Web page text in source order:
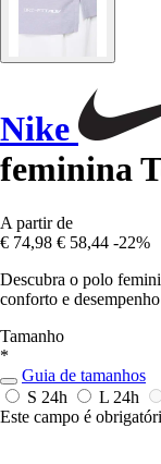
Nike
feminina
A partir de
€ 74,98 € 58,44 -22%
Descubra o polo
conforto e
Tamanho
*
Guia de tamanhos
S 24h L 24h
Este campo é